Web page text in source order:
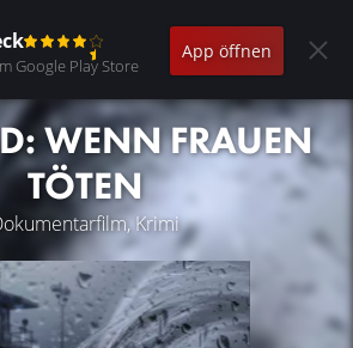
Google Play Store
App öffnen
WENN FRAUEN
TÖTEN
Krimi